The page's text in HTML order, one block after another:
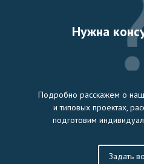
Нужна
Подробно расскажем о
и типовых проектах,
подготовим
Задать